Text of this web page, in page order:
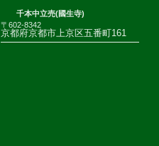
千本中立売(國生寺)
〒602-8342
京都府京都市上京区五番町161